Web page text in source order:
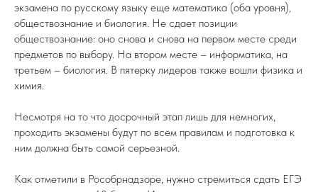
экзамена по русскому языку еще математика (оба уровня),
обществознание и биология. Не сдает позиции
обществознание: оно снова и снова на первом месте среди
предметов по выбору. На втором месте – информатика, на
третьем – биология. В пятерку лидеров также вошли физика и
химия.
Несмотря на то что досрочный этап лишь для немногих,
проходить экзамены будут по всем правилам и подготовка к
ним должна быть самой серьезной.
Как отметили в Рособрнадзоре, нужно стремиться сдать ЕГЭ